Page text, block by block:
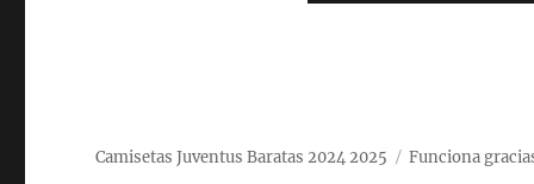
Camisetas Juventus Baratas 2024 2025 Funciona